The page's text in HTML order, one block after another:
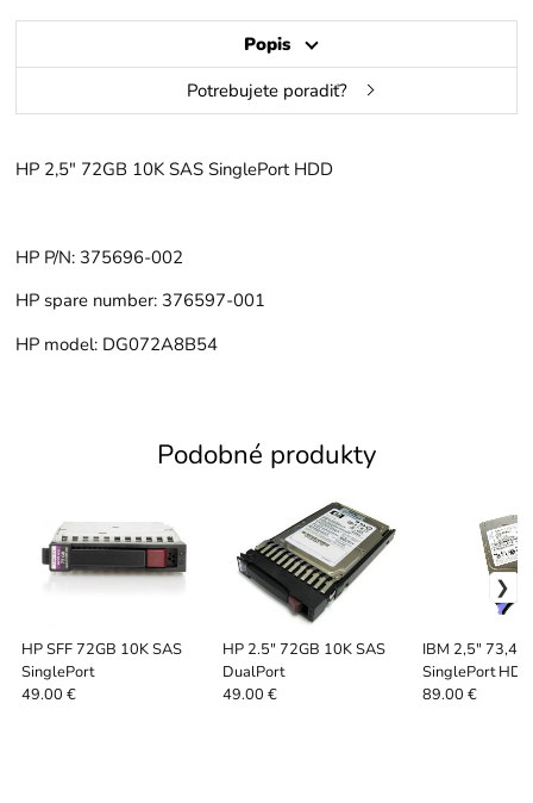
Popis
Potrebujete poradiť?
HP 2,5" 72GB 10K SAS SinglePort HDD
HP P/N: 375696-002
HP spare number: 376597-001
HP model: DG072A8B54
Podobné produkty
HP SFF 72GB 10K SAS
SinglePort
49.00 €
HP 2.5" 72GB 10K SAS
DualPort
49.00 €
IBM 2,5" 73,4
SinglePort
89.00 €